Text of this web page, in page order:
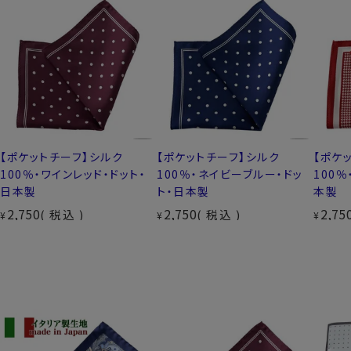
【ポケットチーフ】シルク
100％・ワインレッド・ドット・
日本製
¥ 2,750 税込
【ポケットチーフ】シルク
100％・ネイビーブルー・ドッ
ト・日本製
¥ 2,750 税込
【ポケ
100％
本製
¥